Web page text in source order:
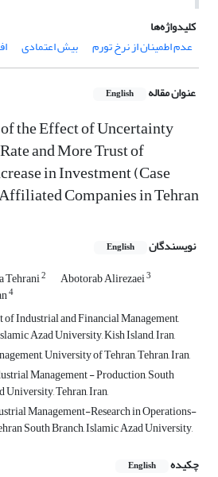
کلیدواژه‌ها
عدم اطمینان از نرخ تورم
بیش اعتمادی
عنوان مقاله English
the Effect of Uncertainty
and More Trust of
in Investment (Case
Companies in Tehran
نویسندگان English
Tehrani2 Abotorab Alirezaei3
4
Industrial and Financial Management,
Azad University, Kish Island, Iran,
University of Tehran, Tehran, Iran,
Management - Production, South
University, Tehran, Iran,
Management-Research in Operations-
South Branch, Islamic Azad University,
چکیده
English